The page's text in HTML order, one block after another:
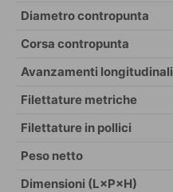
Diametro contropunta
Corsa contropunta
Avanzamenti longitudinali
Filettature metriche
Filettature in pollici
Peso netto
Dimensioni (L×P×H)